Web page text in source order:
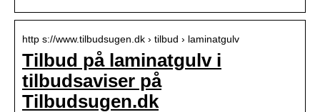
http s://www.tilbudsugen.dk › tilbud › laminatgulv
Tilbud på laminatgulv i
tilbudsaviser på
Tilbudsugen.dk